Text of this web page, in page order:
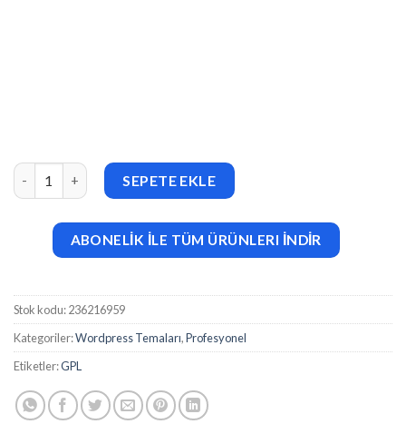
Globax v4.0 Logistics WordPress Theme + Woocommerce adet
SEPETE EKLE
ABONELİK İLE TÜM ÜRÜNLERI İNDİR
Stok kodu:236216959
Kategoriler:Wordpress Temaları,Profesyonel
Etiketler:GPL